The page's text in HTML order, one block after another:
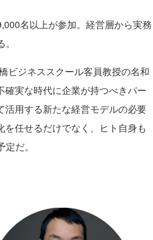
名以上が参加。経営層から実務
ビジネススクール客員教授の名和
実な時代に企業が持つべきパー
用する新たな経営モデルの必要
任せるだけでなく、ヒト自身も
だ。